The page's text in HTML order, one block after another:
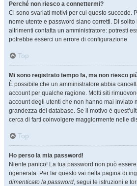
Perché non riesco a connettermi?
Ci sono svariati motivi per cui questo succede.
nome utente e password siano corretti. Di
altrimenti contatta un amministratore: potresti
potrebbe esserci un errore di configurazione.
Top
Mi sono registrato tempo fa, ma non riesco
È possibile che un amministratore abbia
account per qualche ragione. Molti siti
account degli utenti che non hanno mai inviato
grandezza del database. Se il motivo è
cerca di farti coinvolgere maggiormente nelle
Top
Ho perso la mia password!
Niente panico! La tua password non può
rigenerata. Per far questo vai nella pagina di
dimenticato la password, segui le istruzioni e